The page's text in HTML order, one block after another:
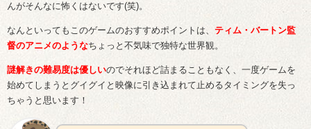
んがそんなに怖くはないです(笑)。
なんといってもこのゲームのおすすめポイントは、 ティム・バートン監
督のアニメのようなちょっと不気味で独特な世界観。
謎解きの難易度は優しいのでそれほど詰まることもなく、一度ゲームを
始めてしまうとグイグイと映像に引き込まれて止めるタイミングを失っ
ちゃうと思います！